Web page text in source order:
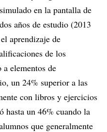
en la pantalla de
años de estudio (2013
aprendizaje de
de los
elementos de
un 24% superior a las
con libros y ejercicios
hasta un 46% cuando la
que generalmente